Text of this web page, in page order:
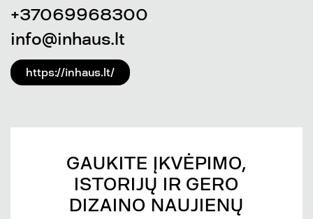
+37069968300
info@inhaus.lt
https://inhaus.lt/
GAUKITE ĮKVĖPIMO,
ISTORIJŲ IR GERO
DIZAINO NAUJIENŲ